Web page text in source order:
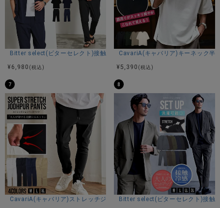
Bitter select(ビターセレクト)接触冷感スーパーストレッチバンドカラー
¥ 6,980 (税込)
CavariA(キャバリア)キーネック半
¥ 5,390 (税込)
7
CavariA(キャバリア)ストレッチジョッパーパンツ/全4色
8
Bitter select(ビターセレクト)接触